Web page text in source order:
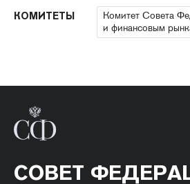
КОМИТЕТЫ
Комитет Совета
и финансовым
СОВЕТ